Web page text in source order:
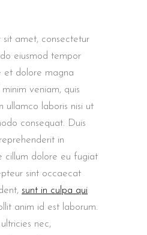
sit amet, consectetur
eiusmod tempor
et dolore magna
veniam, quis
ullamco laboris nisi ut
consequat. Duis
in
cillum dolore eu fugiat
sint occaecat
sunt in culpa qui
anim id est laborum.
nec,